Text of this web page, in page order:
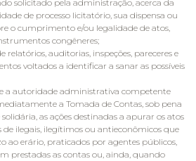
solicitado pela administração, acerca da
de processo licitatório, sua dispensa ou
o cumprimento e/ou legalidade de atos,
congêneres;
relatórios, auditorias, inspeções, pareceres e
voltados a identificar a sanar as possíveis
a autoridade administrativa competente
a Tomada de Contas, sob pena
as ações destinadas a apurar os atos
ilegais, ilegítimos ou antieconômicos que
ao erário, praticados por agentes públicos,
prestadas as contas ou, ainda, quando